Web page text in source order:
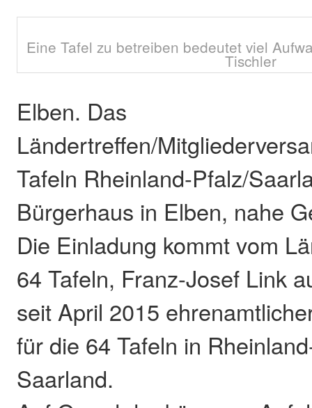
Eine Tafel zu betreiben bedeutet viel
Tischler
Elben. Das
Ländertreffen/
Tafeln Rheinland-Pfalz/
Bürgerhaus in Elben, nahe
Die Einladung kommt vom
64 Tafeln, Franz-Josef Link
seit April 2015
für die 64 Tafeln in
Saarland.